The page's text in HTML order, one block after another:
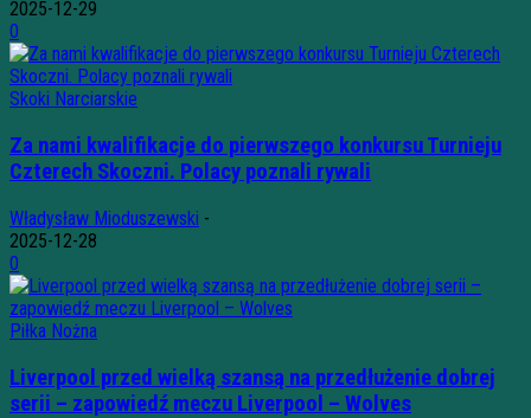
2025-12-29
0
Skoki Narciarskie
Za nami kwalifikacje do pierwszego konkursu Turnieju
Czterech Skoczni. Polacy poznali rywali
Władysław Mioduszewski -
2025-12-28
0
Piłka Nożna
Liverpool przed wielką szansą na przedłużenie dobrej
serii – zapowiedź meczu Liverpool – Wolves